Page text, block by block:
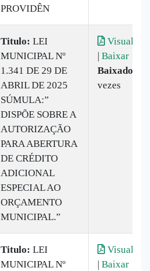
PROVIDÊN
Titulo: LEI
MUNICIPAL Nº
1.341 DE 29 DE
ABRIL DE 2025
SÚMULA:”
DISPÕE SOBRE A
AUTORIZAÇÃO
PARA ABERTURA
DE CRÉDITO
ADICIONAL
ESPECIAL AO
ORÇAMENTO
MUNICIPAL.”
Visualizar
| Baixar
Baixado:
vezes
Titulo: LEI
MUNICIPAL Nº
Visualizar
| Baixar